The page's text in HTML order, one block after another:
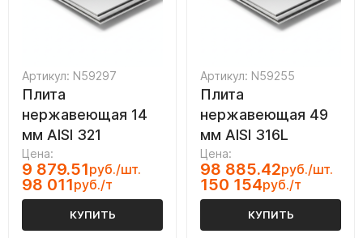
Артикул: N59297
Плита
нержавеющая 14
мм AISI 321
Цена:
9 879.51руб./шт.
98 011руб./т
КУПИТЬ
Артикул: N59255
Плита
нержавеющая 49
мм AISI 316L
Цена:
98 885.42руб./шт.
150 154руб./т
КУПИТЬ